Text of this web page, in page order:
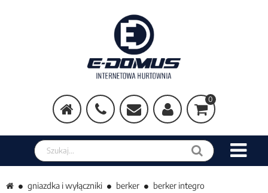
0
Szukaj w sklepie
gniazdka i wyłączniki berker
berker integro